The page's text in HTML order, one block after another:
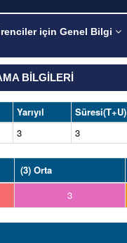
için Genel Bilgi
BİLGİLERİ
Yarıyıl Süresi(T+U)
3 3
(3) Orta
3